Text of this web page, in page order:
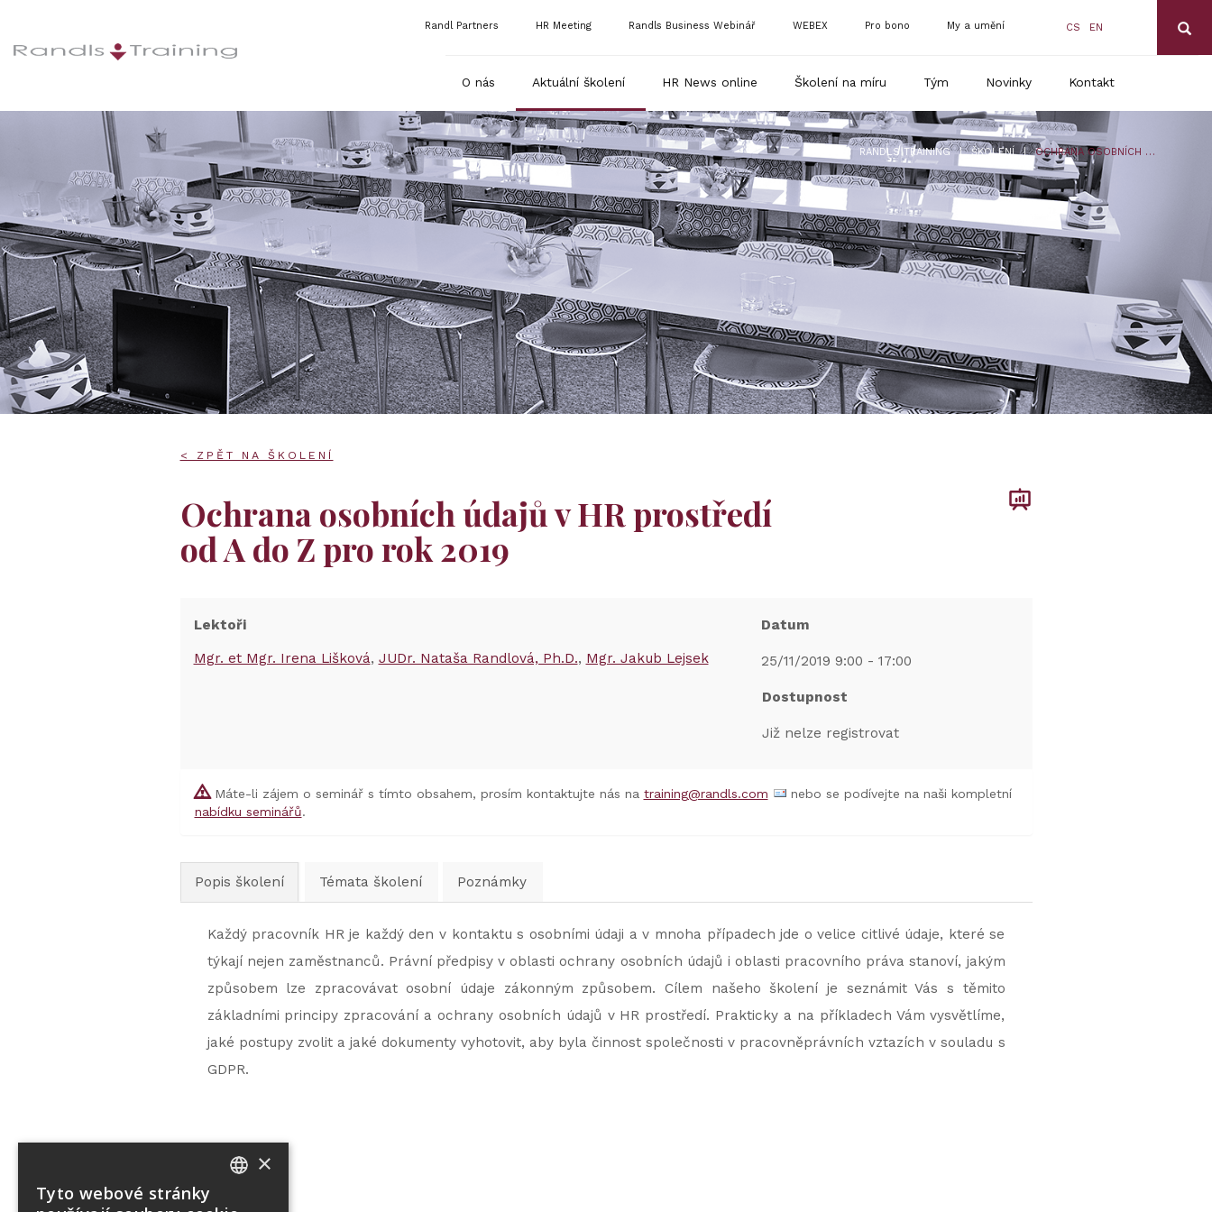
CS EN
Randl Partners HR Meeting Randls Business Webinář WEBEX Pro bono My a umění
O nás Aktuální školení HR News online Školení na míru Tým Novinky Kontakt
RANDLS TRAINING | ŠKOLENÍ | OCHRANA OSOBNÍCH ÚDAJŮ V HR PROSTŘEDÍ OD A DO Z PRO ROK 2019
< ZPĚT NA ŠKOLENÍ
Ochrana osobních údajů v HR prostředí
od A do Z pro rok 2019
Lektoři
Mgr. et Mgr. Irena Lišková JUDr. Nataša Randlová, Ph.D. Mgr. Jakub Lejsek
Datum
25/11/2019 9:00 - 17:00
Dostupnost
Již nelze registrovat
Máte-li zájem o seminář s tímto obsahem, prosím kontaktujte nás na training@randls.com
nebo se podívejte na naši kompletní
nabídku seminářů.
Popis školení Témata školení Poznámky
Každý pracovník HR je každý den v kontaktu s osobními údaji a v mnoha případech jde o velice citlivé údaje, které se
týkají nejen zaměstnanců. Právní předpisy v oblasti ochrany osobních údajů i oblasti pracovního práva stanoví, jakým
způsobem lze zpracovávat osobní údaje zákonným způsobem. Cílem našeho školení je seznámit Vás s těmito
základními principy zpracování a ochrany osobních údajů v HR prostředí. Prakticky a na příkladech Vám vysvětlíme,
jaké postupy zvolit a jaké dokumenty vyhotovit, aby byla činnost společnosti v pracovněprávních vztazích v souladu s
GDPR.
×
Tyto webové stránky